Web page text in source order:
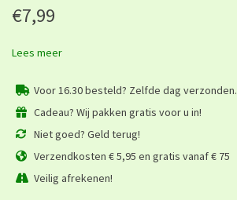
€7,99
Lees meer
Voor 16.30 besteld? Zelfde dag verzonden.
Cadeau? Wij pakken gratis voor u in!
Niet goed? Geld terug!
Verzendkosten € 5,95 en gratis vanaf € 75
Veilig afrekenen!